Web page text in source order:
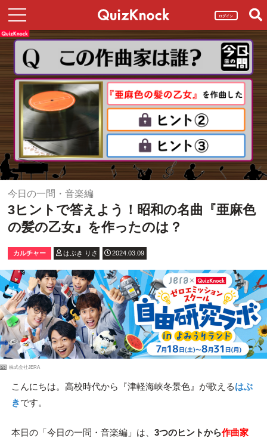
ログイン
今日の一問・音楽編
3ヒントで答えよう！昭和の名曲『亜麻色
の髪の乙女』を作ったのは？
カルチャー はぶき りさ 2024.03.09
PR 株式会社JERA
こんにちは。高校時代から『津軽海峡冬景色』が歌えるはぶ
きです。
本日の「今日の一問・音楽編」は、 3つのヒントから作曲家